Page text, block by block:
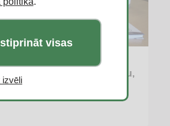
aicina iesaistīties “Bērnu,
2026”
visas
izvēli